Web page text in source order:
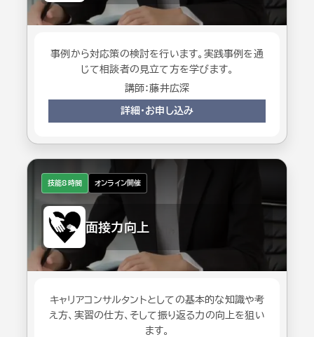
事例から対応策の検討を行います。実践事例を通
じて相談者の見立て方を学びます。
講師：藤井広深
詳細・お申し込み
技能8時間 オンライン開催
面接力向上
キャリアコンサルタントとしての基本的な知識や考
え方、実習の仕方、そして振り返る力の向上を狙い
ます。